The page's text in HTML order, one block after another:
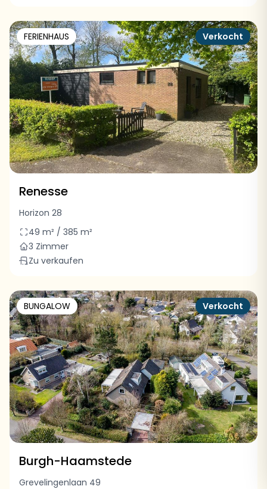
FERIENHAUS Verkocht
Renesse
Horizon 28
49 m² / 385 m²
3 Zimmer
Zu verkaufen
BUNGALOW Verkocht
Burgh-Haamstede
Grevelingenlaan 49